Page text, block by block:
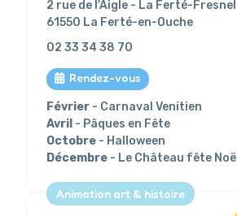
2 rue de l'Aigle - La Ferté-Fresnel
61550 La Ferté-en-Ouche
02 33 34 38 70
Rendez-vous
Février - Carnaval Venitien
Avril - Pâques en Fête
Octobre - Halloween
Décembre - Le Château fête Noël
Animation art & histoire